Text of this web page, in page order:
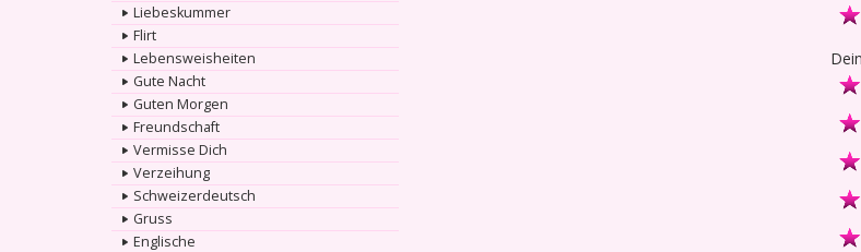
Liebeskummer
Flirt
Lebensweisheiten
Gute Nacht
Guten Morgen
Freundschaft
Vermisse Dich
Verzeihung
Schweizerdeutsch
Gruss
Englische